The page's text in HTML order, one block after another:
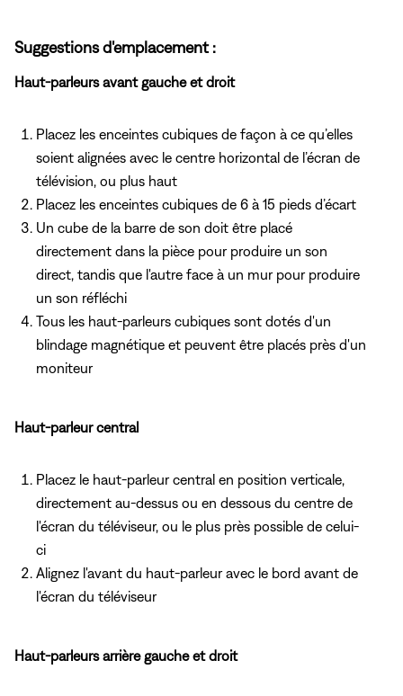
Suggestions d'emplacement :
Haut-parleurs avant gauche et droit
Placez les enceintes cubiques de façon à ce qu’elles
soient alignées avec le centre horizontal de l’écran de
télévision, ou plus haut
Placez les enceintes cubiques de 6 à 15 pieds d’écart
Un cube de la barre de son doit être placé
directement dans la pièce pour produire un son
direct, tandis que l'autre face à un mur pour produire
un son réfléchi
Tous les haut-parleurs cubiques sont dotés d'un
blindage magnétique et peuvent être placés près d'un
moniteur
Haut-parleur central
Placez le haut-parleur central en position verticale,
directement au-dessus ou en dessous du centre de
l'écran du téléviseur, ou le plus près possible de celui-
ci
Alignez l'avant du haut-parleur avec le bord avant de
l'écran du téléviseur
Haut-parleurs arrière gauche et droit